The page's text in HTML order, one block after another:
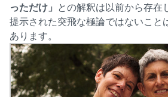
っただけ」 との解釈は以前から存在
提示された突飛な極論ではないこと
あります。